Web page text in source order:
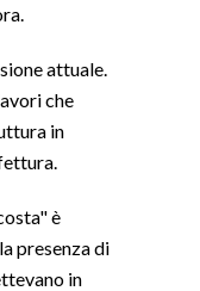
attuale.
che
in
è
presenza di
in